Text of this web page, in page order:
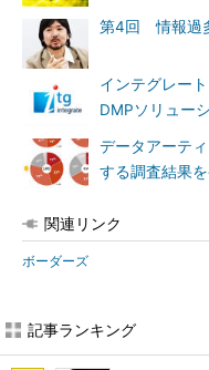
第4回 情報過
インテグレー
DMPソリュー
データアーテ
する調査結果
関連リンク
ボーダーズ
記事ランキング